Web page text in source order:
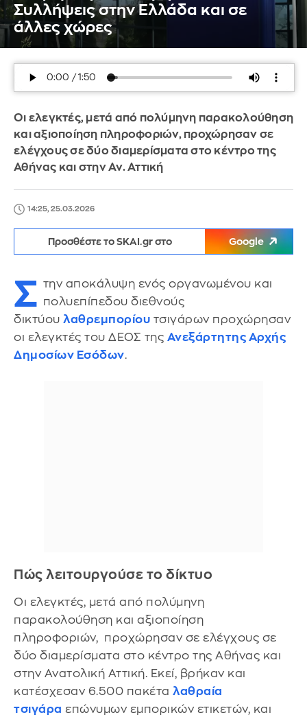
Συλλήψεις στην Ελλάδα και σε
άλλες χώρες
Οι ελεγκτές, μετά από πολύμηνη παρακολούθηση
και αξιοποίηση πληροφοριών, προχώρησαν σε
ελέγχους σε δύο διαμερίσματα στο κέντρο της
Αθήνας και στην Αν. Αττική
14:25, 25.03.2026
Προσθέστε το SKAI.gr στο Google
Σ την αποκάλυψη ενός οργανωμένου και
πολυεπίπεδου διεθνούς
δικτύου λαθρεμπορίου τσιγάρων προχώρησαν
οι ελεγκτές του ΔΕΟΣ της Ανεξάρτητης Αρχής
Δημοσίων Εσόδων.
Πώς λειτουργούσε το δίκτυο
Οι ελεγκτές, μετά από πολύμηνη
παρακολούθηση και αξιοποίηση
πληροφοριών, προχώρησαν σε ελέγχους σε
δύο διαμερίσματα στο κέντρο της Αθήνας και
στην Ανατολική Αττική. Εκεί, βρήκαν και
κατέσχεσαν 6.500 πακέτα λαθραία
τσιγάρα επώνυμων εμπορικών ετικετών, και